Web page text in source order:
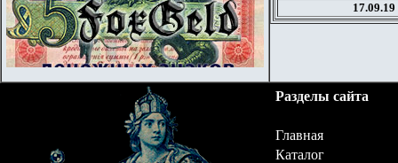
17.09.19
Разделы сайта
Главная
Каталог